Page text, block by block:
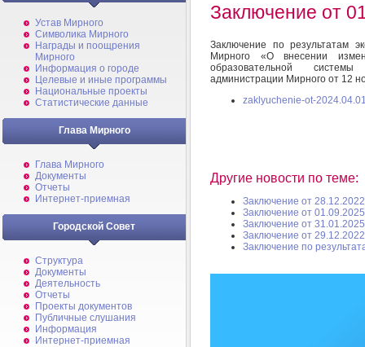
Устав Мирного
Символика Мирного
Награды и поощрения
Мирного
Информация о городе
Целевые и иные программы
Национальные проекты
Статистические данные
Глава Мирного
Глава Мирного
Документы
Отчеты
Интернет-приемная
Городской Совет
Структура
Документы
Деятельность
Отчеты
Проекты документов
Публичные слушания
Информация
Интернет-приемная
Заключение от
Заключение по результатам
Мирного «О внесении
образовательной
администрации Мирного от 12
zaklyuchenie-ot-
Другие новости по теме:
Заключение от 28.12.2022
Заключение от 01.09.2025
Заключение от 31.01.2025
Заключение от 29.12.2022
Заключение по